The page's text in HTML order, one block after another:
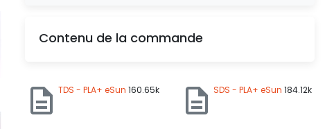
Contenu de la commande
TDS - PLA+ eSun 160.65k SDS - PLA+ eSun 184.12k